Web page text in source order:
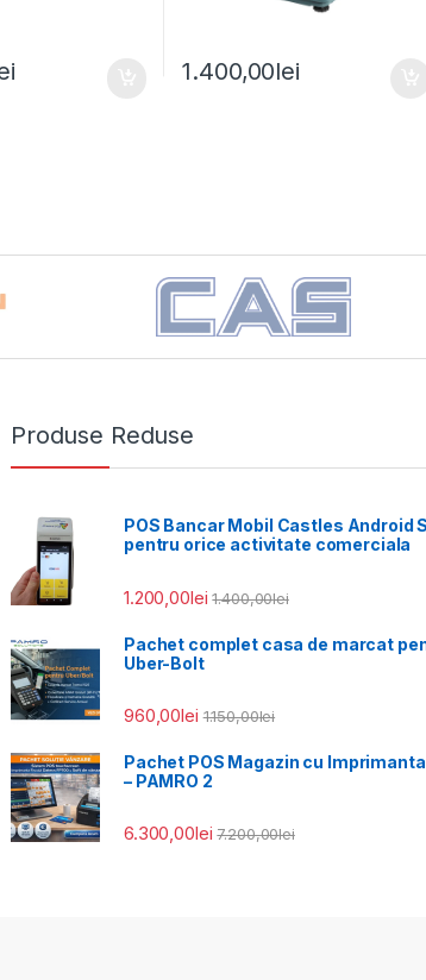
1.400,00lei
Produse Reduse
POS Bancar Mobil Castles Android
pentru orice activitate comerciala
1.200,00lei 1.400,00lei
Pachet complet casa de marcat
Uber-Bolt
960,00lei 1.150,00lei
Pachet POS Magazin cu
– PAMRO 2
6.300,00lei 7.200,00lei